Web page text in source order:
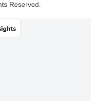
Reserved.